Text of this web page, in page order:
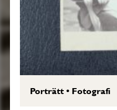
Porträtt• Fotografi